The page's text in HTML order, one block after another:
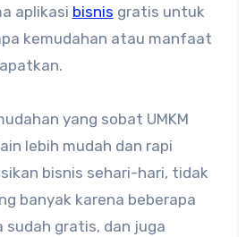
aplikasi bisnis gratis untuk
kemudahan atau manfaat
yang sobat UMKM
lebih mudah dan rapi
bisnis sehari-hari, tidak
banyak karena beberapa
gratis, dan juga